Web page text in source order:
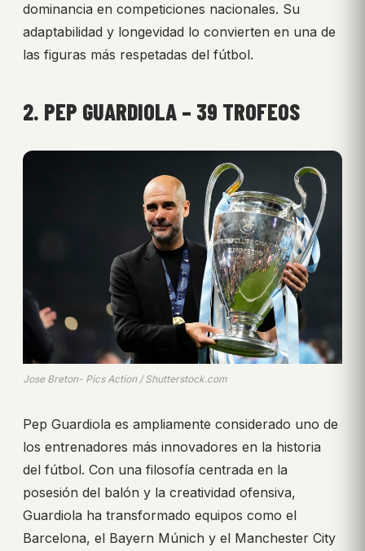
dominancia en competiciones nacionales. Su
adaptabilidad y longevidad lo convierten en una de
las figuras más respetadas del fútbol.
2. PEP GUARDIOLA – 39 TROFEOS
Jose Breton- Pics Action / Shutterstock.com
Pep Guardiola es ampliamente considerado uno de
los entrenadores más innovadores en la historia
del fútbol. Con una filosofía centrada en la
posesión del balón y la creatividad ofensiva,
Guardiola ha transformado equipos como el
Barcelona, el Bayern Múnich y el Manchester City